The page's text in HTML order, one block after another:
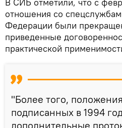
отношения со
Федерации были
приведенные
практической
"Более того,
подписанных в 1994
дополнительные